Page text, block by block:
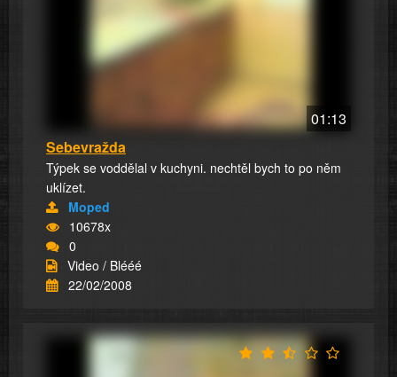
01:13
Sebevražda
Týpek se voddělal v kuchyni. nechtěl bych to po něm
uklízet.
Moped
10678x
0
Video / Blééé
22/02/2008